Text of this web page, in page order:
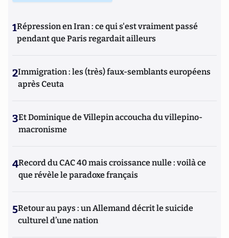
1Répression en Iran : ce qui s'est vraiment passé
pendant que Paris regardait ailleurs
2Immigration : les (très) faux-semblants européens
après Ceuta
3Et Dominique de Villepin accoucha du villepino-
macronisme
4Record du CAC 40 mais croissance nulle : voilà ce
que révèle le paradoxe français
5Retour au pays : un Allemand décrit le suicide
culturel d’une nation